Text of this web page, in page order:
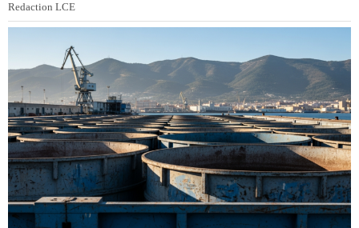
Redaction LCE